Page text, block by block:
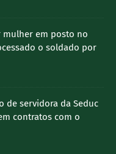
mulher em posto no
o soldado por
de servidora da Seduc
contratos com o